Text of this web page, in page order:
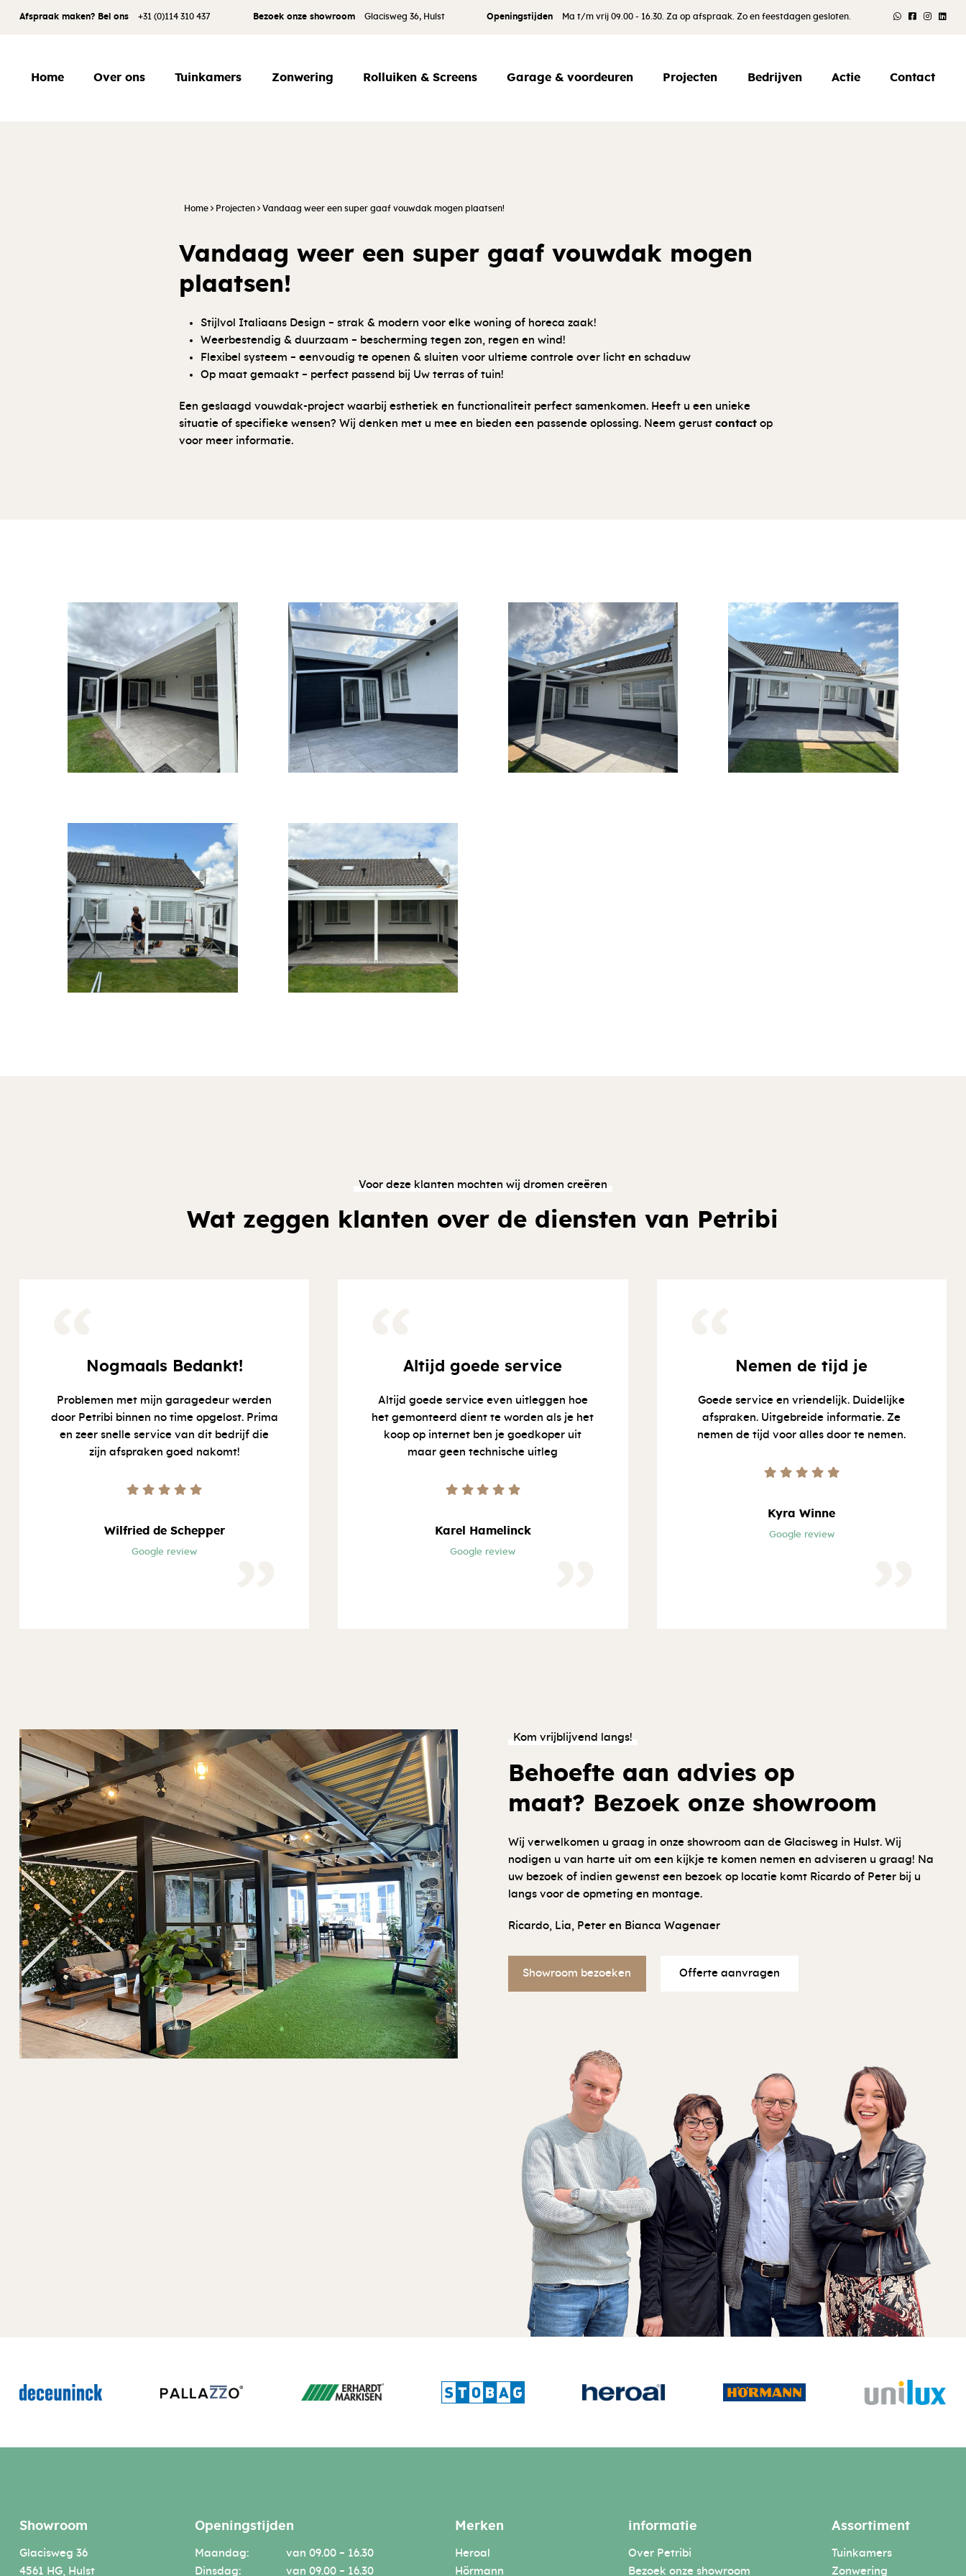
Afspraak maken? Bel ons +31 (0)114 310 437 Bezoek onze showroom Glacisweg 36, Hulst Openingstijden Ma t/m vrij 09.00 - 16.30. Za op afspraak. Zo en feestdagen gesloten.
Home Over ons Tuinkamers Zonwering Rolluiken & Screens Garage & voordeuren Projecten Bedrijven Actie Contact
Home Projecten Vandaag weer een super gaaf vouwdak mogen plaatsen!
Vandaag weer een super gaaf vouwdak mogen
plaatsen!
Stijlvol Italiaans Design – strak & modern voor elke woning of horeca zaak!
Weerbestendig & duurzaam – bescherming tegen zon, regen en wind!
Flexibel systeem – eenvoudig te openen & sluiten voor ultieme controle over licht en schaduw
Op maat gemaakt – perfect passend bij Uw terras of tuin!
Een geslaagd vouwdak-project waarbij esthetiek en functionaliteit perfect samenkomen. Heeft u een unieke
situatie of specifieke wensen? Wij denken met u mee en bieden een passende oplossing. Neem gerust contactop
voor meer informatie.
Voor deze klanten mochten wij dromen creëren
Wat zeggen klanten over de diensten van Petribi
“Nogmaals Bedankt!
Problemen met mijn garagedeur werden
door Petribi binnen no time opgelost. Prima
en zeer snelle service van dit bedrijf die
zijn afspraken goed nakomt!
Wilfried de Schepper
Google review
“
Altijd goede service
Altijd goede service even uitleggen hoe
het gemonteerd dient te worden als je het
koop op internet ben je goedkoper uit
maar geen technische uitleg
Karel Hamelinck
Google review
Nemen de tijd je
Goede service en vriendelijk. Duidelijke
afspraken. Uitgebreide informatie. Ze
nemen de tijd voor alles door te nemen.
Kyra Winne
Google review
Kom vrijblijvend langs!
Behoefte aan advies op
maat? Bezoek onze showroom
Wij verwelkomen u graag in onze showroom aan de Glacisweg in Hulst. Wij
nodigen u van harte uit om een kijkje te komen nemen en adviseren u graag! Na
uw bezoek of indien gewenst een bezoek op locatie komt Ricardo of Peter bij u
langs voor de opmeting en montage.
Ricardo, Lia, Peter en Bianca Wagenaer
Showroom bezoeken Offerte aanvragen
Showroom
Glacisweg 36
4561 HG, Hulst
Openingstijden
Maandag:
Dinsdag:
van 09.00 – 16.30
van 09.00 – 16.30
Merken
Heroal
Hörmann
informatie
Over Petribi
Bezoek onze showroom
Assortiment
Tuinkamers
Zonwering